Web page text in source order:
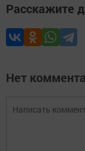
Расскажите
Нет